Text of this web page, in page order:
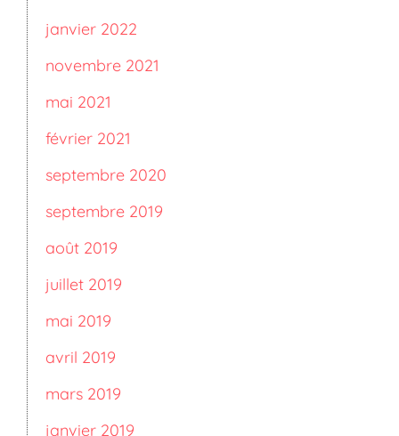
janvier 2022
novembre 2021
mai 2021
février 2021
septembre 2020
septembre 2019
août 2019
juillet 2019
mai 2019
avril 2019
mars 2019
janvier 2019